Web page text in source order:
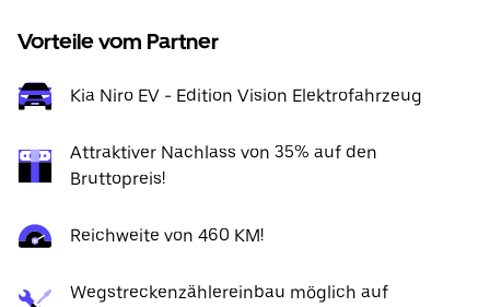
Vorteile vom Partner
Kia Niro EV - Edition Vision Elektrofahrzeug
Attraktiver Nachlass von 35% auf den
Bruttopreis!
Reichweite von 460 KM!
Wegstreckenzählereinbau möglich auf